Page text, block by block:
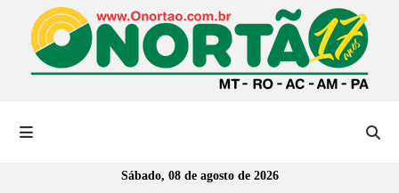
Sábado, 08 de agosto de 2026